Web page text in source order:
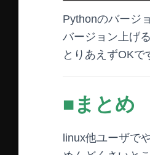
Pythonのバージ
バージョン上げ
とりあえずOKで
■まとめ
linux他ユーザで